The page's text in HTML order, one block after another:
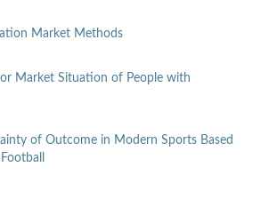
Market Methods
Market Situation of People with
of Outcome in Modern Sports Based